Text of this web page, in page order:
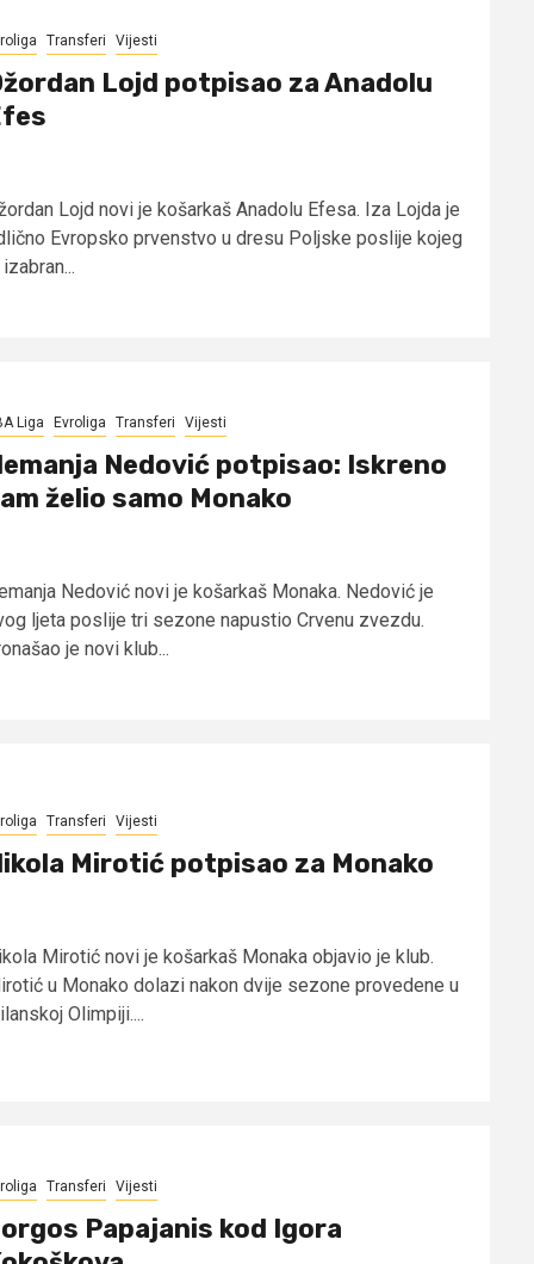
Transferi Vijesti
Lojd potpisao za Anadolu
Lojd novi je košarkaš Anadolu Efesa. Iza Lojda je
Evropsko prvenstvo u dresu Poljske poslije kojeg
Liga Evroliga Transferi Vijesti
Nedović potpisao: Iskreno
želio samo Monako
Nedović novi je košarkaš Monaka. Nedović je
ljeta poslije tri sezone napustio Crvenu zvezdu.
je novi klub...
Transferi Vijesti
Mirotić potpisao za Monako
Mirotić novi je košarkaš Monaka objavio je klub.
u Monako dolazi nakon dvije sezone provedene u
Olimpiji....
Transferi Vijesti
Papajanis kod Igora